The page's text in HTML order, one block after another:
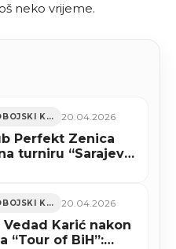
neko vrijeme.
ZENIČKO-DOBOJSKI KANTON 20.04.2026
Perfekt Zenica
turniru “Sarajevo
ZENIČKO-DOBOJSKI KANTON 20.04.2026
Karić nakon
“Tour of BiH”: